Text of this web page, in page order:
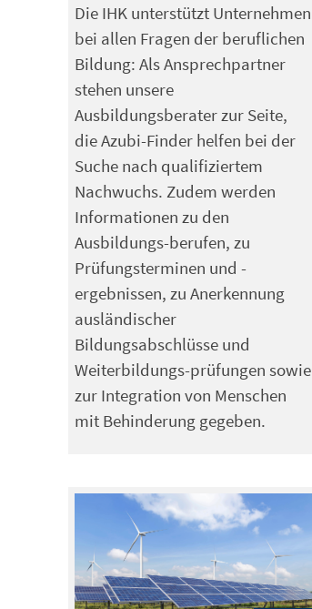
Die IHK unterstützt Unternehmen
bei allen Fragen der beruflichen
Bildung: Als Ansprechpartner
stehen unsere
Ausbildungsberater zur Seite,
die Azubi-Finder helfen bei der
Suche nach qualifiziertem
Nachwuchs. Zudem werden
Informationen zu den
Ausbildungs-berufen, zu
Prüfungsterminen und -
ergebnissen, zu Anerkennung
ausländischer
Bildungsabschlüsse und
Weiterbildungs-prüfungen sowie
zur Integration von Menschen
mit Behinderung gegeben.